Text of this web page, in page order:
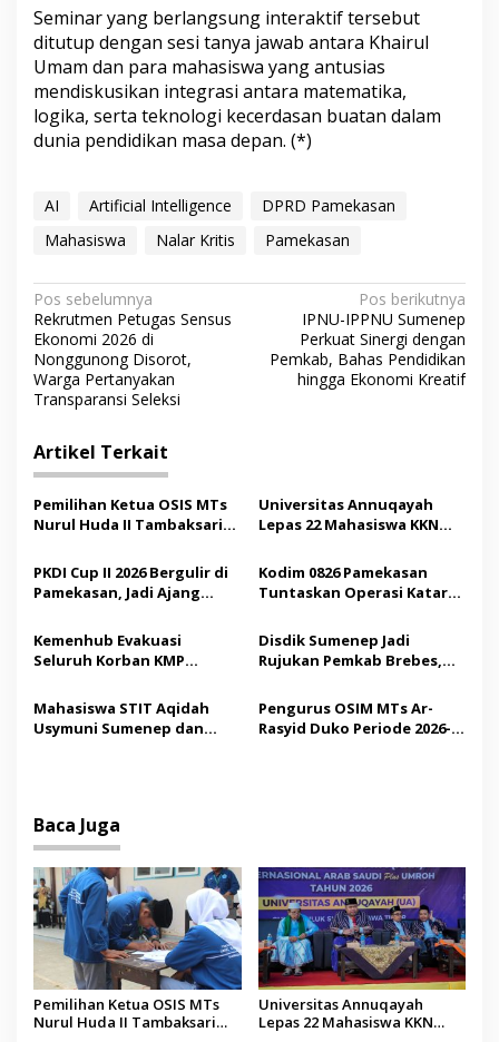
Seminar yang berlangsung interaktif tersebut
ditutup dengan sesi tanya jawab antara Khairul
Umam dan para mahasiswa yang antusias
mendiskusikan integrasi antara matematika,
logika, serta teknologi kecerdasan buatan dalam
dunia pendidikan masa depan. (*)
AI Artificial Intelligence
DPRD Pamekasan
Mahasiswa
Nalar Kritis Pamekasan
N
a
v
i
a
s
i
o
Pos sebelumnya
Rekrutmen Petugas Sensus
Ekonomi 2026 di
Nonggunong Disorot,
Warga Pertanyakan
Transparansi Seleksi
Pos berikutnya
IPNU-IPPNU Sumenep
Perkuat Sinergi dengan
Pemkab, Bahas Pendidikan
hingga Ekonomi Kreatif
Artikel Terkait
Pemilihan Ketua OSIS MTs
Nurul Huda II Tambaksari
Demokrasi bagi Siswa
Universitas Annuqayah
Lepas 22 Mahasiswa KKN
Saudi
PKDI Cup II 2026 Bergulir di
Pamekasan, Jadi Ajang
Madura
Kodim 0826 Pamekasan
Tuntaskan Operasi Katarak
Tindakan Medis
Kemenhub Evakuasi
Seluruh Korban KMP
Operator Diaudit
Disdik Sumenep Jadi
Rujukan Pemkab Brebes,
Pendidikan Berbasis
Budaya
Mahasiswa STIT Aqidah
Usymuni Sumenep dan
Pengurus OSIM MTs Ar-
Rasyid Duko Periode 2026-
Baca Juga
Pemilihan Ketua OSIS MTs
Nurul Huda II Tambaksari
Universitas Annuqayah
Lepas 22 Mahasiswa KKN